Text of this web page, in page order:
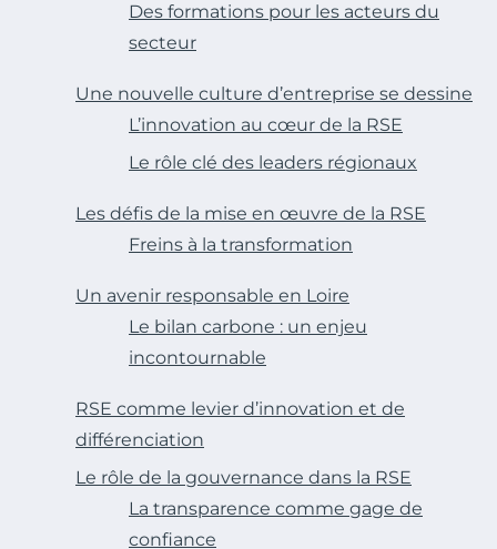
Des formations pour les acteurs du
secteur
Une nouvelle culture d’entreprise se dessine
L’innovation au cœur de la RSE
Le rôle clé des leaders régionaux
Les défis de la mise en œuvre de la RSE
Freins à la transformation
Un avenir responsable en Loire
Le bilan carbone : un enjeu
incontournable
RSE comme levier d’innovation et de
différenciation
Le rôle de la gouvernance dans la RSE
La transparence comme gage de
confiance